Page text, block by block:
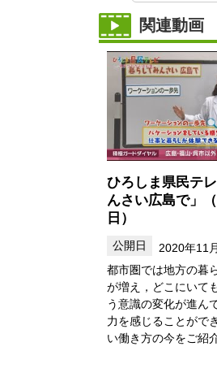
関連動画
ひろしま県民テ
んさい広島で」
日）
2020年11
都市圏では地方の暮
が増え，どこにいて
う意識の変化が進ん
力を感じることがで
い働き方の今をご紹